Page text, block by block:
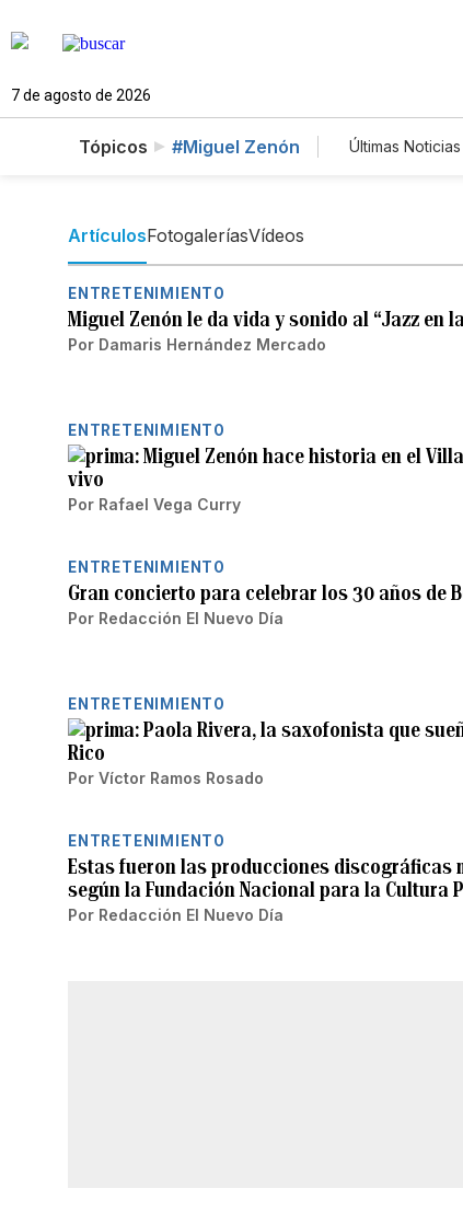
7 de agosto de 2026
Tópicos #Miguel Zenón Últimas Noticias
ArtículosFotogaleríasVídeos
ENTRETENIMIENTO
Miguel Zenón le da vida y sonido al “Jazz en
Por Damaris Hernández Mercado
ENTRETENIMIENTO
Miguel Zenón hace historia en el
vivo
Por Rafael Vega Curry
ENTRETENIMIENTO
Gran concierto para celebrar los 30 años de
Por Redacción El Nuevo Día
ENTRETENIMIENTO
Paola Rivera, la saxofonista que
Rico
Por Víctor Ramos Rosado
ENTRETENIMIENTO
Estas fueron las producciones discográficas
según la Fundación Nacional para la Cultura
Por Redacción El Nuevo Día